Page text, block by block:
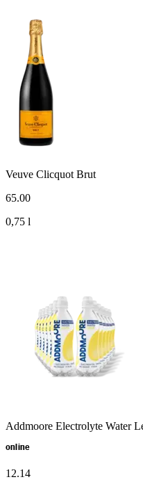
Veuve Clicquot Brut
65.00
0,75 l
Addmoore Electrolyte Water
online
12.14